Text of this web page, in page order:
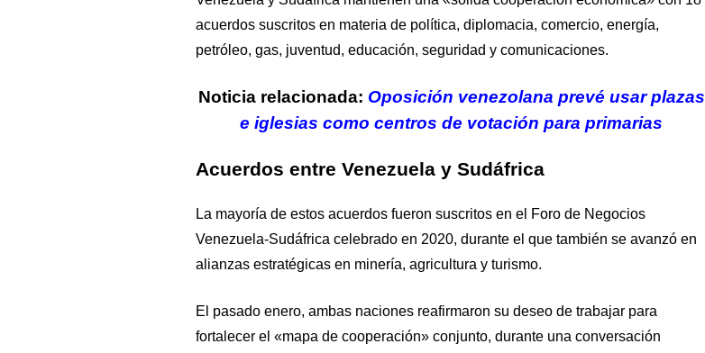
acuerdos suscritos en materia de política, diplomacia, comercio, energía,
petróleo, gas, juventud, educación, seguridad y comunicaciones.
Noticia relacionada: Oposición venezolana prevé usar plazas
e iglesias como centros de votación para primarias
Acuerdos entre Venezuela y Sudáfrica
La mayoría de estos acuerdos fueron suscritos en el Foro de Negocios
Venezuela-Sudáfrica celebrado en 2020, durante el que también se avanzó en
alianzas estratégicas en minería, agricultura y turismo.
El pasado enero, ambas naciones reafirmaron su deseo de trabajar para
fortalecer el «mapa de cooperación» conjunto, durante una conversación